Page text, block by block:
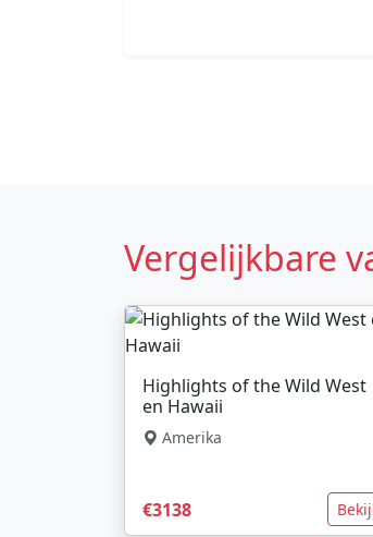
Vergelijkbare
Highlights of the Wild West
en Hawaii
Amerika
€3138